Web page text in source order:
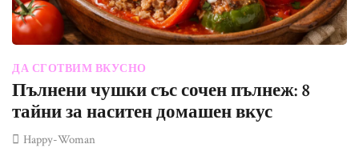
ДА СГОТВИМ ВКУСНО
Пълнени чушки със сочен пълнеж: 8
тайни за наситен домашен вкус
Happy-Woman